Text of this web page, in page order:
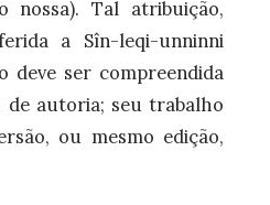
nossa). Tal atribuição,
a Sîn-leqi-unninni
deve ser compreendida
de autoria; seu trabalho
ou mesmo edição,